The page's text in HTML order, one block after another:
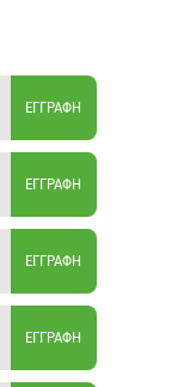
ΕΓΓΡΑΦΉ
ΕΓΓΡΑΦΉ
ΕΓΓΡΑΦΉ
ΕΓΓΡΑΦΉ